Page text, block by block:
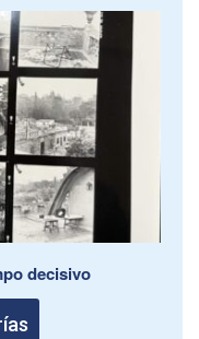
decisivo